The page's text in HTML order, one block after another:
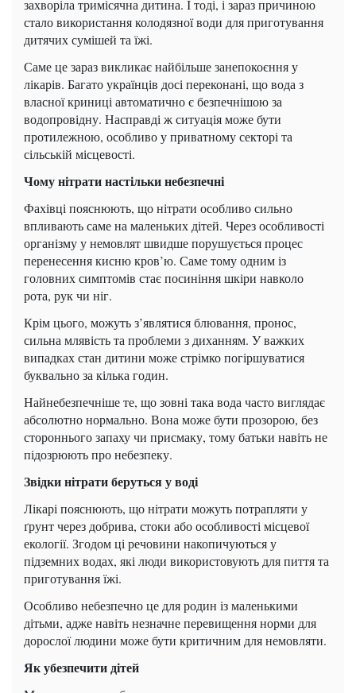
захворіла тримісячна дитина. І тоді, і зараз причиною
стало використання колодязної води для приготування
дитячих сумішей та їжі.
Саме це зараз викликає найбільше занепокоєння у
лікарів. Багато українців досі переконані, що вода з
власної криниці автоматично є безпечнішою за
водопровідну. Насправді ж ситуація може бути
протилежною, особливо у приватному секторі та
сільській місцевості.
Чому нітрати настільки небезпечні
Фахівці пояснюють, що нітрати особливо сильно
впливають саме на маленьких дітей. Через особливості
організму у немовлят швидше порушується процес
перенесення кисню кров’ю. Саме тому одним із
головних симптомів стає посиніння шкіри навколо
рота, рук чи ніг.
Крім цього, можуть з’являтися блювання, пронос,
сильна млявість та проблеми з диханням. У важких
випадках стан дитини може стрімко погіршуватися
буквально за кілька годин.
Найнебезпечніше те, що зовні така вода часто виглядає
абсолютно нормально. Вона може бути прозорою, без
стороннього запаху чи присмаку, тому батьки навіть не
підозрюють про небезпеку.
Звідки нітрати беруться у воді
Лікарі пояснюють, що нітрати можуть потрапляти у
ґрунт через добрива, стоки або особливості місцевої
екології. Згодом ці речовини накопичуються у
підземних водах, які люди використовують для пиття та
приготування їжі.
Особливо небезпечно це для родин із маленькими
дітьми, адже навіть незначне перевищення норми для
дорослої людини може бути критичним для немовляти.
Як убезпечити дітей